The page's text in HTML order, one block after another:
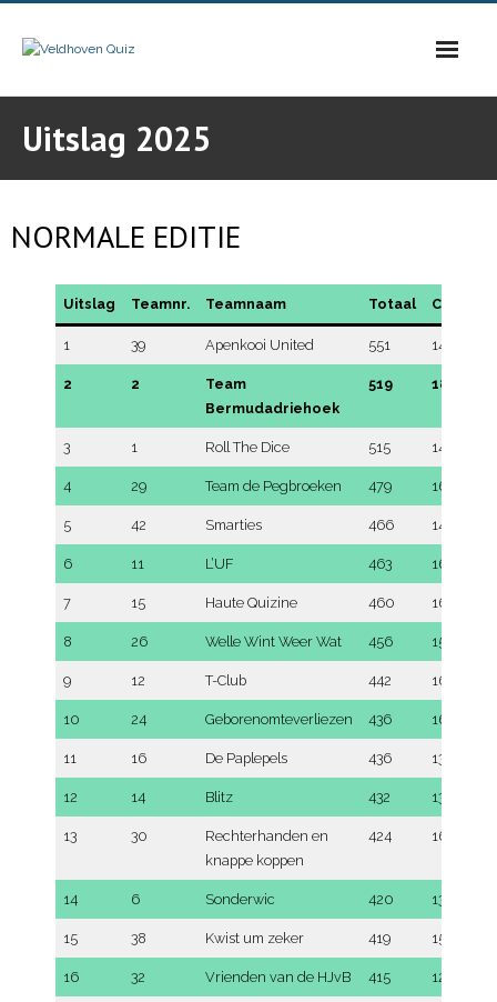
Uitslag 2025
NORMALE EDITIE
Uitslag Teamnr. Teamnaam Totaal Creatief
1 39 Apenkooi United 551 148
2 2
Team
Bermudadriehoek
519 186
3 1 Roll The Dice 515 143
4 29 Team de Pegbroeken 479 169
5 42 Smarties 466 148
6 11 L’UF 463 167
7 15 Haute Quizine 460 166
8 26 Welle Wint Weer Wat 456 151
9 12 T-Club 442 163
10 24 Geborenomteverliezen 436 168
11 16 De Paplepels 436 138
12 14 Blitz 432 138
13 30
Rechterhanden en
knappe koppen
424 168
14 6 Sonderwic 420 130
15 38 Kwist um zeker 419 157
16 32 Vrienden van de HJvB 415 124